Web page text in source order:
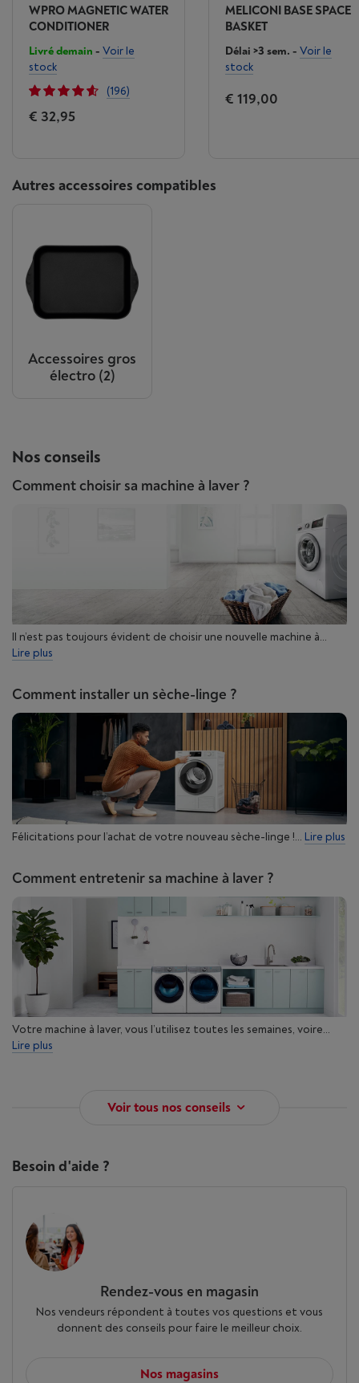
WPRO MAGNETIC WATER
CONDITIONER
Livré demain - Voir le
stock
(196)
€ 32,95
MELICONI BASE SPACE
BASKET
Délai >3 sem. - Voir le
stock
€ 119,00
Autres accessoires compatibles
Accessoires gros
électro(2)
Nos conseils
Comment choisir sa machine à laver ?
Il n’est pas toujours évident de choisir une nouvelle machine à...
Lire plus
Comment installer un sèche-linge ?
Félicitations pour l’achat de votre nouveau sèche-linge !... Lire plus
Comment entretenir sa machine à laver ?
Votre machine à laver, vous l’utilisez toutes les semaines, voire...
Lire plus
Voir tous nos conseils
Besoin d'aide ?
Rendez-vous en magasin
Nos vendeurs répondent à toutes vos questions et vous
donnent des conseils pour faire le meilleur choix.
Nos magasins